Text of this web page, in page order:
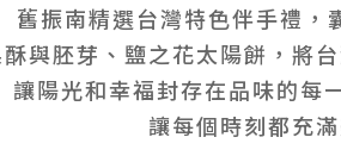
舊振南精選台灣特色伴手禮，
與胚芽、鹽之花太陽餅，將
讓陽光和幸福封存在品味的每
讓每個時刻都充